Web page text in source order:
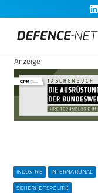
Anzeige
INDUSTRIE INTERNATIONAL
SICHERHEITSPOLITIK